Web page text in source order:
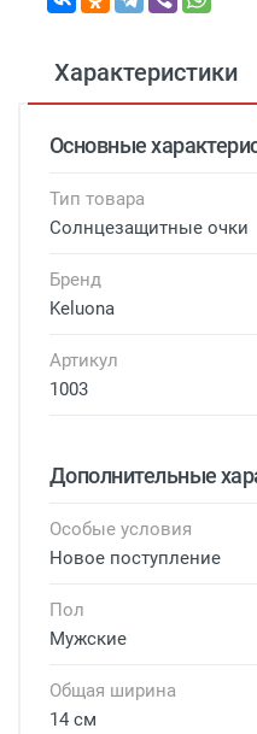
Характеристики
Основные
Тип товара
Солнцезащитные очки
Бренд
Keluona
Артикул
1003
Дополнительные
Особые условия
Новое поступление
Пол
Мужские
Общая ширина
14 см